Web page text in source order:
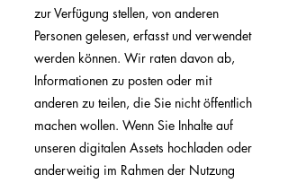
zur Verfügung stellen, von anderen
Personen gelesen, erfasst und verwendet
werden können. Wir raten davon ab,
Informationen zu posten oder mit
anderen zu teilen, die Sie nicht öffentlich
machen wollen. Wenn Sie Inhalte auf
unseren digitalen Assets hochladen oder
anderweitig im Rahmen der Nutzung